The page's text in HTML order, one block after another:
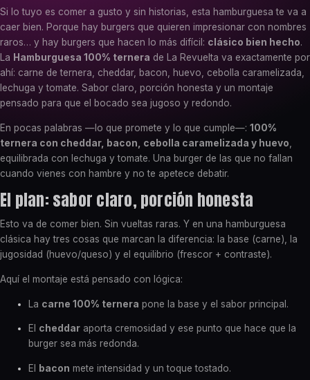
Si lo tuyo es comer a gusto y sin historias, esta hamburguesa te va a
caer bien. Porque hay burgers que quieren impresionar con nombres
raros… y hay burgers que hacen lo más difícil: clásico bien hecho.
La Hamburguesa 100% ternera de La Revuelta va exactamente por
ahí: carne de ternera, cheddar, bacon, huevo, cebolla caramelizada,
lechuga y tomate. Sabor claro, porción honesta y un montaje
pensado para que el bocado sea jugoso y redondo.
En pocas palabras —lo que promete y lo que cumple—: 100%
ternera con cheddar, bacon, cebolla caramelizada y huevo
equilibrada con lechuga y tomate. Una burger de las que no fallan
cuando vienes con hambre y no te apetece debatir.
El plan: sabor claro, porción honesta
Esto va de comer bien. Sin vueltas raras. Y en una hamburguesa
clásica hay tres cosas que marcan la diferencia: la base (carne), la
jugosidad (huevo/queso) y el equilibrio (frescor + contraste).
Aquí el montaje está pensado con lógica:
La carne 100% ternera pone la base y el sabor principal.
El cheddar aporta cremosidad y ese punto que hace que la
burger sea más redonda.
El bacon mete intensidad y un toque tostado.